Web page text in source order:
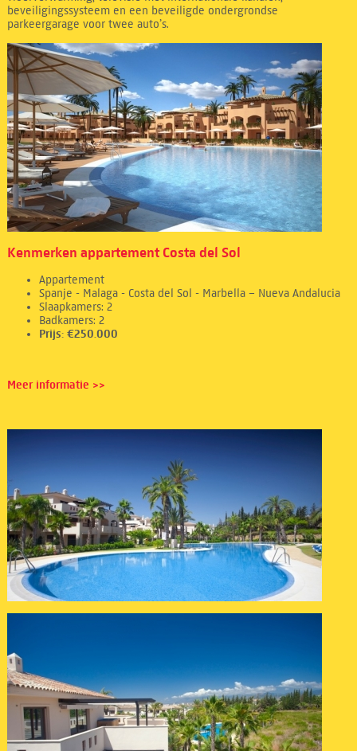
beveiligingssysteem en een beveiligde ondergrondse
parkeergarage voor twee auto’s.
Kenmerken appartement Costa del Sol
Appartement
Spanje - Malaga - Costa del Sol - Marbella – Nueva Andalucia
Slaapkamers: 2
Badkamers: 2
Prijs: €250.000
Meer informatie >>